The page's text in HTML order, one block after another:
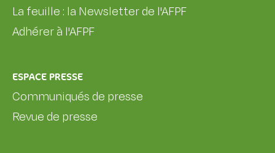
La feuille : la Newsletter de l'AFPF
Adhérer à l'AFPF
ESPACE PRESSE
Communiqués de presse
Revue de presse